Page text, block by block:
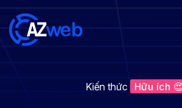
Kiến thức Hữu ích